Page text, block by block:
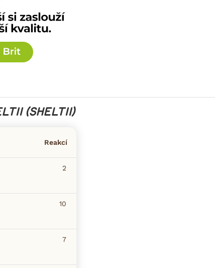
(SHELTII)
Reakcí
2
10
7